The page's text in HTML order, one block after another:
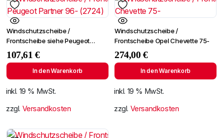
Windschutzscheibe /
Frontscheibe siehe Peugeot
Partner 96- (2724)
107,61€
In den Warenkorb
inkl. 19 % MwSt.
zzgl. Versandkosten
Windschutzscheibe /
Frontscheibe Opel Chevette 75-
274,00€
In den Warenkorb
inkl. 19 % MwSt.
zzgl. Versandkosten